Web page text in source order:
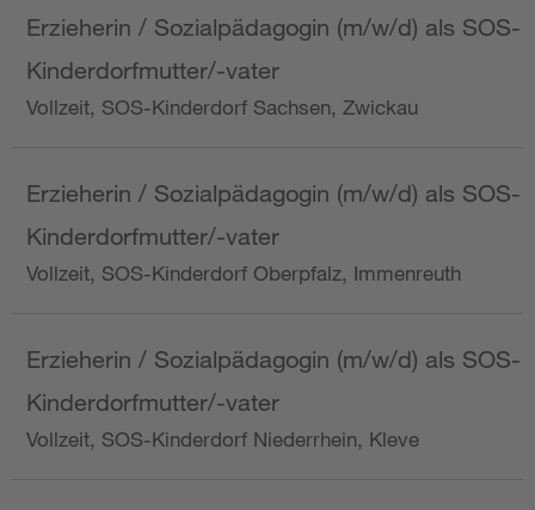
Erzieherin / Sozialpädagogin (m/w/d) als SOS-
Kinderdorfmutter/-vater
Vollzeit, SOS-Kinderdorf Sachsen, Zwickau
Erzieherin / Sozialpädagogin (m/w/d) als SOS-
Kinderdorfmutter/-vater
Vollzeit, SOS-Kinderdorf Oberpfalz, Immenreuth
Erzieherin / Sozialpädagogin (m/w/d) als SOS-
Kinderdorfmutter/-vater
Vollzeit, SOS-Kinderdorf Niederrhein, Kleve